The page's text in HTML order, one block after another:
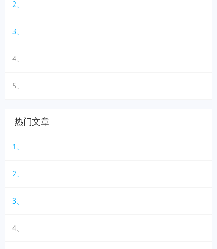
2、
3、
4、
5、
热门文章
1、
2、
3、
4、